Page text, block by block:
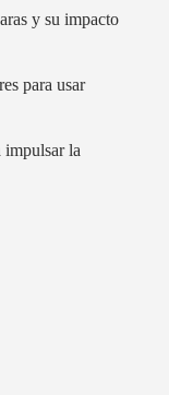
y su impacto
para usar
impulsar la